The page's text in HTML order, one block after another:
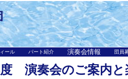
ール パート紹介 演奏会情報 団員
度 演奏会のご案内